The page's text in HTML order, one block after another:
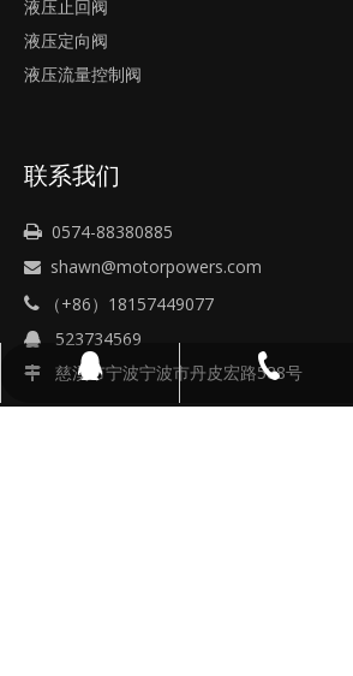
523734569
18157449077
shawn@motorpowers.com
液压止回阀
液压定向阀
液压流量控制阀
联系我们
 0574-88380885
 shawn@motorpowers.com
 （+86）18157449077
 523734569
 慈溪市宁波宁波市丹皮宏路588号